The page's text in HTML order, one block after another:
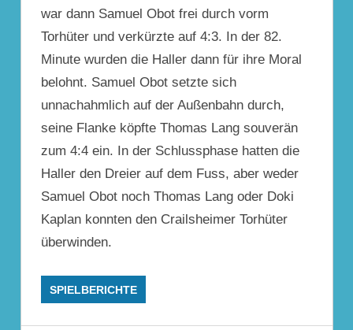
war dann Samuel Obot frei durch vorm
Torhüter und verkürzte auf 4:3. In der 82.
Minute wurden die Haller dann für ihre Moral
belohnt. Samuel Obot setzte sich
unnachahmlich auf der Außenbahn durch,
seine Flanke köpfte Thomas Lang souverän
zum 4:4 ein. In der Schlussphase hatten die
Haller den Dreier auf dem Fuss, aber weder
Samuel Obot noch Thomas Lang oder Doki
Kaplan konnten den Crailsheimer Torhüter
überwinden.
SPIELBERICHTE